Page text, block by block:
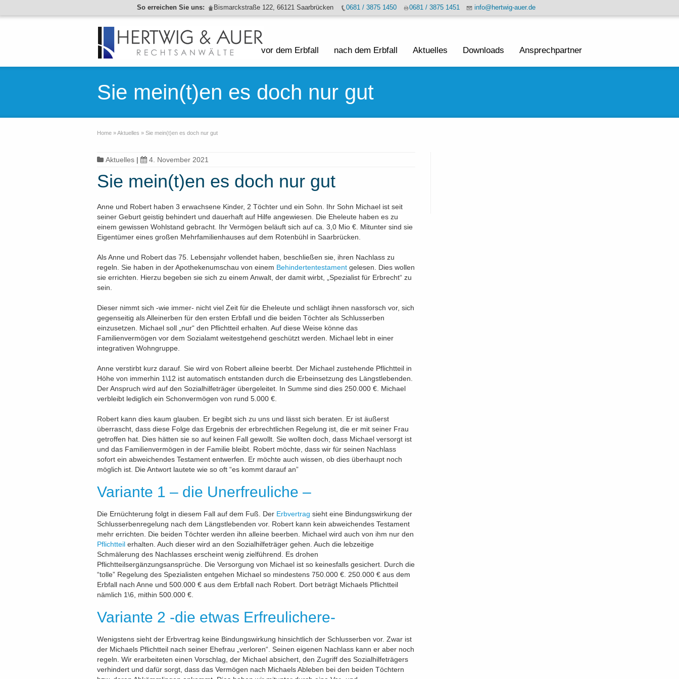
So erreichen Sie uns: Bismarckstraße 122, 66121 Saarbrücken 0681 / 3875 1450 0681 / 3875 1451 info@hertwig-auer.de
vor dem Erbfall nach dem Erbfall Aktuelles Downloads Ansprechpartner
Sie mein(t)en es doch nur gut
Home »Aktuelles » Sie mein(t)en es doch nur gut
Aktuelles | 4. November 2021
Sie mein(t)en es doch nur gut
Anne und Robert haben 3 erwachsene Kinder, 2 Töchter und ein Sohn. Ihr Sohn Michael ist seit
seiner Geburt geistig behindert und dauerhaft auf Hilfe angewiesen. Die Eheleute haben es zu
einem gewissen Wohlstand gebracht. Ihr Vermögen beläuft sich auf ca. 3,0 Mio €. Mitunter sind sie
Eigentümer eines großen Mehrfamilienhauses auf dem Rotenbühl in Saarbrücken.
Als Anne und Robert das 75. Lebensjahr vollendet haben, beschließen sie, ihren Nachlass zu
regeln. Sie haben in der Apothekenumschau von einem Behindertentestament gelesen. Dies wollen
sie errichten. Hierzu begeben sie sich zu einem Anwalt, der damit wirbt, „Spezialist für Erbrecht“ zu
sein.
Dieser nimmt sich -wie immer- nicht viel Zeit für die Eheleute und schlägt ihnen nassforsch vor, sich
gegenseitig als Alleinerben für den ersten Erbfall und die beiden Töchter als Schlusserben
einzusetzen. Michael soll „nur“ den Pflichtteil erhalten. Auf diese Weise könne das
Familienvermögen vor dem Sozialamt weitestgehend geschützt werden. Michael lebt in einer
integrativen Wohngruppe.
Anne verstirbt kurz darauf. Sie wird von Robert alleine beerbt. Der Michael zustehende Pflichtteil in
Höhe von immerhin 1\12 ist automatisch entstanden durch die Erbeinsetzung des Längstlebenden.
Der Anspruch wird auf den Sozialhilfeträger übergeleitet. In Summe sind dies 250.000 €. Michael
verbleibt lediglich ein Schonvermögen von rund 5.000 €.
Robert kann dies kaum glauben. Er begibt sich zu uns und lässt sich beraten. Er ist äußerst
überrascht, dass diese Folge das Ergebnis der erbrechtlichen Regelung ist, die er mit seiner Frau
getroffen hat. Dies hätten sie so auf keinen Fall gewollt. Sie wollten doch, dass Michael versorgt ist
und das Familienvermögen in der Familie bleibt. Robert möchte, dass wir für seinen Nachlass
sofort ein abweichendes Testament entwerfen. Er möchte auch wissen, ob dies überhaupt noch
möglich ist. Die Antwort lautete wie so oft “es kommt darauf an”
Variante 1 – die Unerfreuliche –
Die Ernüchterung folgt in diesem Fall auf dem Fuß. Der Erbvertrag sieht eine Bindungswirkung der
Schlusserbenregelung nach dem Längstlebenden vor. Robert kann kein abweichendes Testament
mehr errichten. Die beiden Töchter werden ihn alleine beerben. Michael wird auch von ihm nur den
Pflichtteil erhalten. Auch dieser wird an den Sozialhilfeträger gehen. Auch die lebzeitige
Schmälerung des Nachlasses erscheint wenig zielführend. Es drohen
Pflichtteilsergänzungsansprüche. Die Versorgung von Michael ist so keinesfalls gesichert. Durch die
“tolle” Regelung des Spezialisten entgehen Michael so mindestens 750.000 €. 250.000 € aus dem
Erbfall nach Anne und 500.000 € aus dem Erbfall nach Robert. Dort beträgt Michaels Pflichtteil
nämlich 1\6, mithin 500.000 €.
Variante 2 -die etwas Erfreulichere-
Wenigstens sieht der Erbvertrag keine Bindungswirkung hinsichtlich der Schlusserben vor. Zwar ist
der Michaels Pflichtteil nach seiner Ehefrau „verloren“. Seinen eigenen Nachlass kann er aber noch
regeln. Wir erarbeiteten einen Vorschlag, der Michael absichert, den Zugriff des Sozialhilfeträgers
verhindert und dafür sorgt, dass das Vermögen nach Michaels Ableben bei den beiden Töchtern